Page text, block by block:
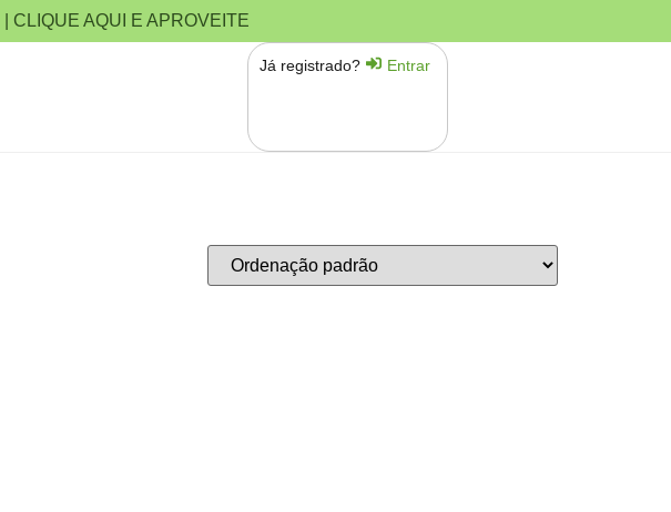
| CLIQUE AQUI E APROVEITE
Já registrado? Entrar